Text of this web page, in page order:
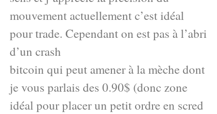
mouvement actuellement c’est idéal
pour trade. Cependant on est pas à l’abri
d’un crash
bitcoin qui peut amener à la mèche dont
je vous parlais des 0.90$ (donc zone
idéal pour placer un petit ordre en scred